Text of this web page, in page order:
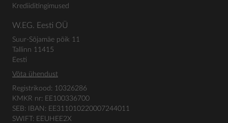
Krediiditingimused
W.EG. Eesti OÜ
Suur-Sõjamäe põik 11
Tallinn 11415
Eesti
Võta ühendust
Registrikood: 10326286
KMKR nr: EE100336700
SEB: IBAN: EE311010220007244011
SWIFT: EEUHEE2X